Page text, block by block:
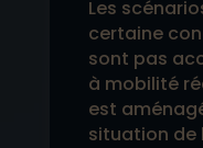
Les
certaine
sont pas
à mobilité
est
situation de